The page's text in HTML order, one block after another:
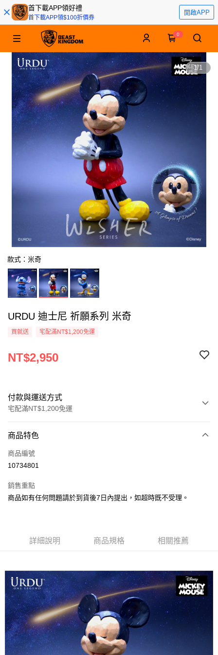
首下載APP領好禮
首下載APP領$100折價券
開啟APP
0
1/1
款式：米奇
URDU 迪士尼 祈願系列 米奇
買就送 宅配滿NT$1,200免運
NT$2,950
付款與運送方式
宅配滿NT$1,200免運
信用卡一次付款
LINE Pay
悠遊付
【大哥付你分期使用說明】
1.本服務由台灣大哥大提供，台灣大哥大用戶可立即使用無須另外申請。
2.付款方式選擇「大哥付你分期」，訂單成立後會自動跳轉到大哥付的交易
流程，驗證手機門號後，選擇欲分期的期數、繳款截止日，確認付款後即完
成交易。
3.實際核准額度、可分期數及費用金額請依後續交易確認頁面所載為準。
4.訂單成立30分鐘內，如未前往確認交易或遇審核未通過，訂單將自動取
消。如遇「轉專審核」未通過狀況，表示未達大哥付你分期系統評分，恕無
法說明評估內容。
【繳款方式說明】
AFTEE先享後付
相關說明
【關於「AFTEE先享後付」】
AFTEE先享後付是「在收到商品之後才付款」的支付方式。 讓您購物簡單
便利好安心！
１．簡單：不需註冊會員、不需綁卡、不需儲值。
２．便利：只要手機號碼，簡訊認證，即可結帳。
３．安心：先確認商品／服務後，再付款。
ATM付款
運送方式
宅配
商品特色
商品編號
10734801
銷售重點
商品如有任何問題請於到貨後7日內提出，如超時既不受理。
詳細說明 商品規格 相關推薦